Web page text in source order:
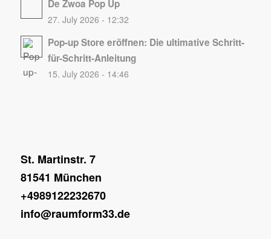
De Zwoa Pop Up
27. July 2026 - 12:32
Pop-up Store eröffnen: Die ultimative Schritt-
für-Schritt-Anleitung
15. July 2026 - 14:46
St. Martinstr. 7
81541 München
+4989122232670
info@raumform33.de